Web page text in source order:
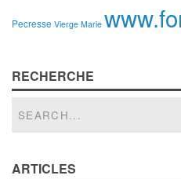
Pecresse Vierge Marie
RECHERCHE
ARTICLES